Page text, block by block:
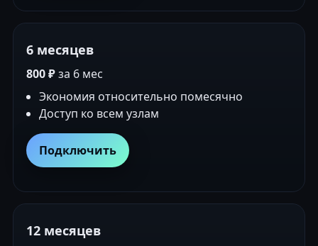
6 месяцев
800 ₽за 6 мес
Экономия относительно помесячно
Доступ ко всем узлам
Подключить
12 месяцев